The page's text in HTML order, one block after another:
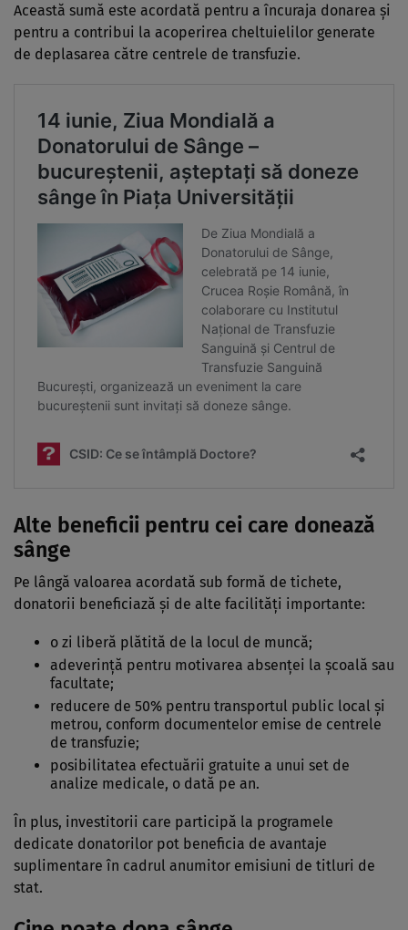
Această sumă este acordată pentru a încuraja donarea și
pentru a contribui la acoperirea cheltuielilor generate
de deplasarea către centrele de transfuzie.
Alte beneficii pentru cei care donează
sânge
Pe lângă valoarea acordată sub formă de tichete,
donatorii beneficiază și de alte facilități importante:
o zi liberă plătită de la locul de muncă;
adeverință pentru motivarea absenței la școală sau
facultate;
reducere de 50% pentru transportul public local și
metrou, conform documentelor emise de centrele
de transfuzie;
posibilitatea efectuării gratuite a unui set de
analize medicale, o dată pe an.
În plus, investitorii care participă la programele
dedicate donatorilor pot beneficia de avantaje
suplimentare în cadrul anumitor emisiuni de titluri de
stat.